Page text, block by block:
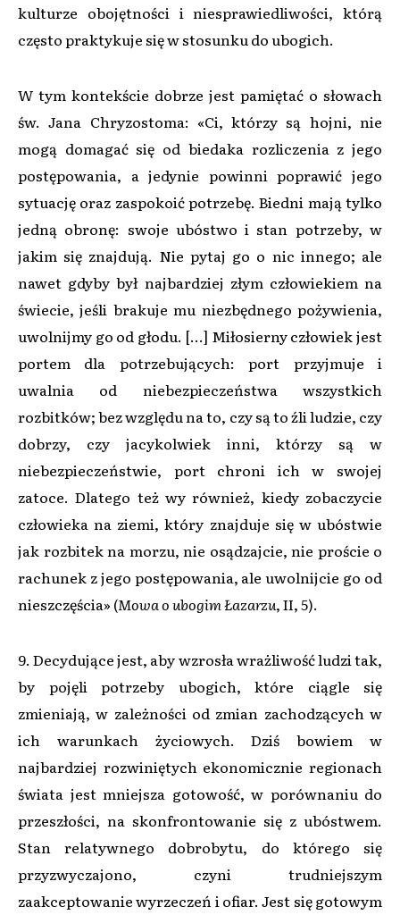
kulturze obojętności i niesprawiedliwości, którą
często praktykuje się w stosunku do ubogich.
W tym kontekście dobrze jest pamiętać o słowach
św. Jana Chryzostoma: «Ci, którzy są hojni, nie
mogą domagać się od biedaka rozliczenia z jego
postępowania, a jedynie powinni poprawić jego
sytuację oraz zaspokoić potrzebę. Biedni mają tylko
jedną obronę: swoje ubóstwo i stan potrzeby, w
jakim się znajdują. Nie pytaj go o nic innego; ale
nawet gdyby był najbardziej złym człowiekiem na
świecie, jeśli brakuje mu niezbędnego pożywienia,
uwolnijmy go od głodu. [...] Miłosierny człowiek jest
portem dla potrzebujących: port przyjmuje i
uwalnia od niebezpieczeństwa wszystkich
rozbitków; bez względu na to, czy są to źli ludzie, czy
dobrzy, czy jacykolwiek inni, którzy są w
niebezpieczeństwie, port chroni ich w swojej
zatoce. Dlatego też wy również, kiedy zobaczycie
człowieka na ziemi, który znajduje się w ubóstwie
jak rozbitek na morzu, nie osądzajcie, nie proście o
rachunek z jego postępowania, ale uwolnijcie go od
nieszczęścia» (Mowa o ubogim Łazarzu, II, 5).
9. Decydujące jest, aby wzrosła wrażliwość ludzi tak,
by pojęli potrzeby ubogich, które ciągle się
zmieniają, w zależności od zmian zachodzących w
ich warunkach życiowych. Dziś bowiem w
najbardziej rozwiniętych ekonomicznie regionach
świata jest mniejsza gotowość, w porównaniu do
przeszłości, na skonfrontowanie się z ubóstwem.
Stan relatywnego dobrobytu, do którego się
przyzwyczajono, czyni trudniejszym
zaakceptowanie wyrzeczeń i ofiar. Jest się gotowym